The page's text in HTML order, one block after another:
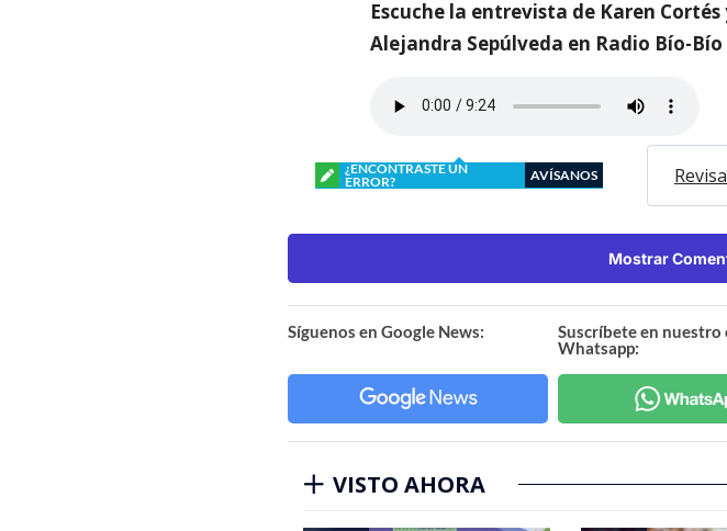
Escuche la entrevista de Karen
Alejandra Sepúlveda en Radio Bío-
¿ENCONTRASTE UN
ERROR?
AVÍSANOS
Mostrar
Síguenos en Google News:
Suscríbete en nuestro
Whatsapp:
VISTO AHORA